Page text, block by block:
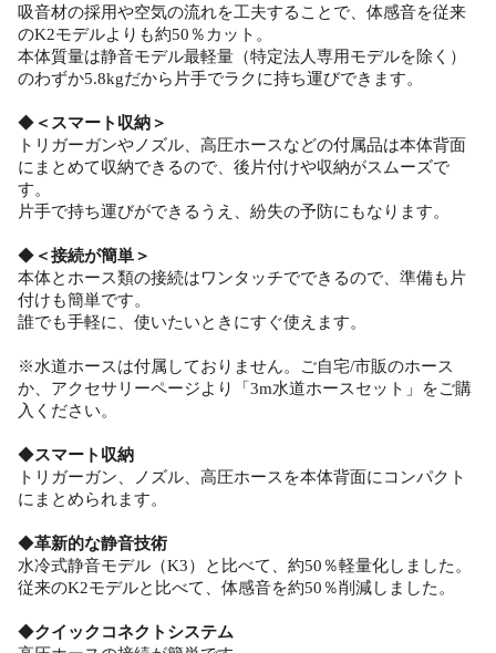
吸音材の採用や空気の流れを工夫することで、体感音を従来
のK2モデルよりも約50％カット。
本体質量は静音モデル最軽量（特定法人専用モデルを除く）
のわずか5.8kgだから片手でラクに持ち運びできます。
◆＜スマート収納＞
トリガーガンやノズル、高圧ホースなどの付属品は本体背面
にまとめて収納できるので、後片付けや収納がスムーズで
す。
片手で持ち運びができるうえ、紛失の予防にもなります。
◆＜接続が簡単＞
本体とホース類の接続はワンタッチでできるので、準備も片
付けも簡単です。
誰でも手軽に、使いたいときにすぐ使えます。
※水道ホースは付属しておりません。ご自宅/市販のホース
か、アクセサリーページより「3m水道ホースセット」をご購
入ください。
◆スマート収納
トリガーガン、ノズル、高圧ホースを本体背面にコンパクト
にまとめられます。
◆革新的な静音技術
水冷式静音モデル（K3）と比べて、約50％軽量化しました。
従来のK2モデルと比べて、体感音を約50％削減しました。
◆クイックコネクトシステム